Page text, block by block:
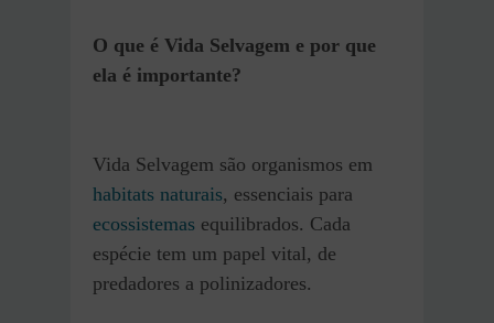
O que é Vida Selvagem e por que
ela é importante?
Vida Selvagem são organismos em
habitats naturais, essenciais para
ecossistemas equilibrados. Cada
espécie tem um papel vital, de
predadores a polinizadores.